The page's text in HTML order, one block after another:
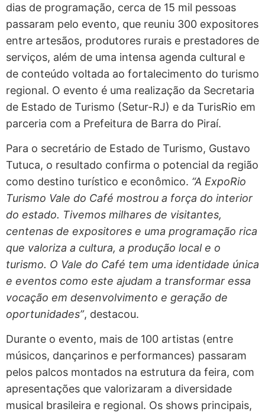
dias de programação, cerca de 15 mil pessoas
passaram pelo evento, que reuniu 300 expositores
entre artesãos, produtores rurais e prestadores de
serviços, além de uma intensa agenda cultural e
de conteúdo voltada ao fortalecimento do turismo
regional. O evento é uma realização da Secretaria
de Estado de Turismo (Setur-RJ) e da TurisRio em
parceria com a Prefeitura de Barra do Piraí.
Para o secretário de Estado de Turismo, Gustavo
Tutuca, o resultado confirma o potencial da região
como destino turístico e econômico. “A ExpoRio
Turismo Vale do Café mostrou a força do interior
do estado. Tivemos milhares de visitantes,
centenas de expositores e uma programação rica
que valoriza a cultura, a produção local e o
turismo. O Vale do Café tem uma identidade única
e eventos como este ajudam a transformar essa
vocação em desenvolvimento e geração de
oportunidades”, destacou.
Durante o evento, mais de 100 artistas (entre
músicos, dançarinos e performances) passaram
pelos palcos montados na estrutura da feira, com
apresentações que valorizaram a diversidade
musical brasileira e regional. Os shows principais,